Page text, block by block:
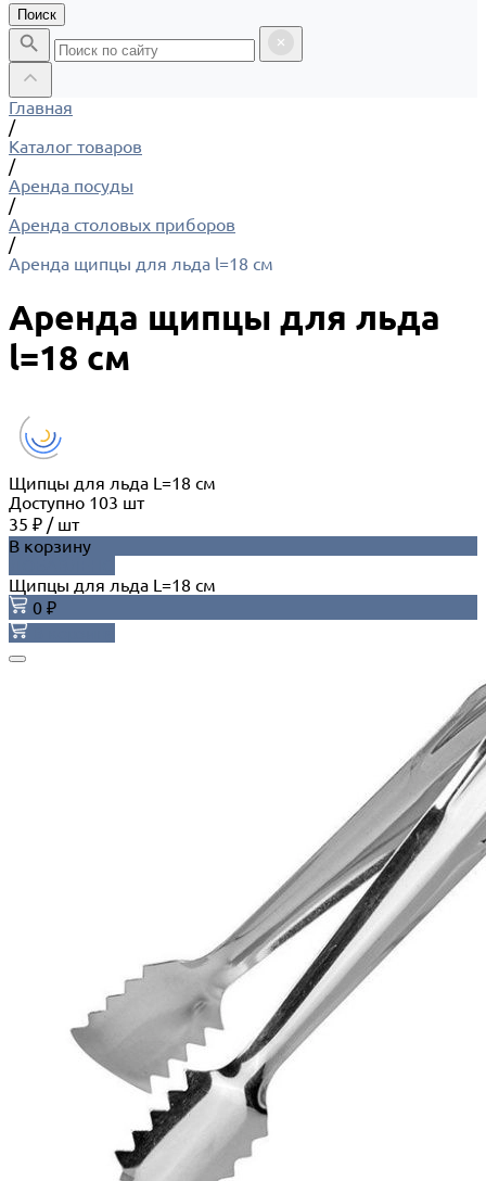
Поиск
Главная
/
Каталог товаров
/
Аренда посуды
/
Аренда столовых приборов
/
Аренда щипцы для льда l=18 см
Аренда щипцы для льда
l=18 см
Щипцы для льда L=18 см
Доступно 103 шт
35 ₽ / шт
В корзину
Щипцы для льда L=18 см
0 ₽